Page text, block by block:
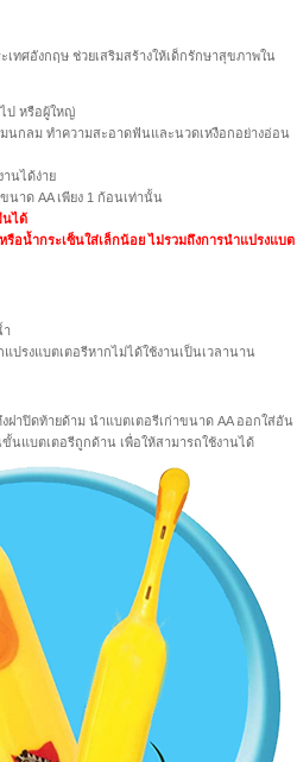
ทศอังกฤษ ช่วยเสริมสร้างให้เด็กรักษาสุขภาพใน
ป หรือผู้ใหญ่
นกลม ทำความสะอาดฟันและนวดเหงือกอย่างอ่อน
นได้ง่าย
นาด AA เพียง 1 ก้อนเท่านั้น
นได้
รือน้ำกระเซ็นใส่เล็กน้อย ไม่รวมถึงการนำแปรงแบต
ปรงแบตเตอรีหากไม่ได้ใช้งานเป็นเวลานาน
าปิดท้ายด้าม นำแบตเตอรีเก่าขนาด AA ออกใส่อัน
นแบตเตอรีถูกด้าน เพื่อให้สามารถใช้งานได้